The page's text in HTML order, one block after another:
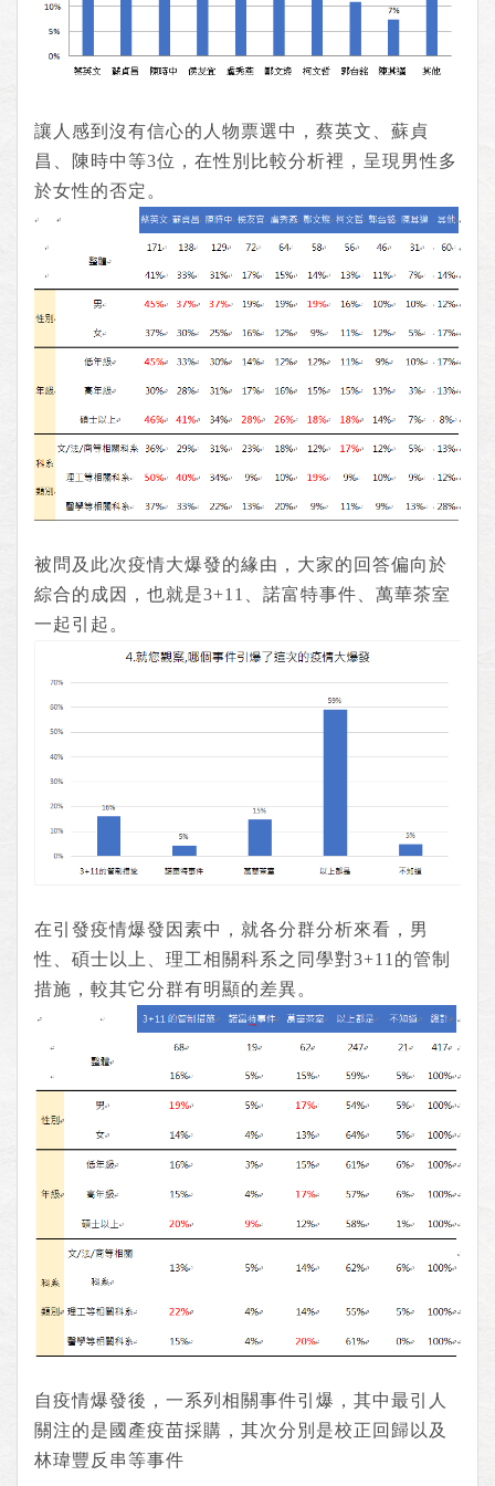
讓人感到沒有信心的人物票選中，蔡英文、蘇貞
昌、陳時中等3位，在性別比較分析裡，呈現男性多
於女性的否定。
被問及此次疫情大爆發的緣由，大家的回答偏向於
綜合的成因，也就是3+11、諾富特事件、萬華茶室
一起引起。
在引發疫情爆發因素中，就各分群分析來看，男
性、碩士以上、理工相關科系之同學對3+11的管制
措施，較其它分群有明顯的差異。
自疫情爆發後，一系列相關事件引爆，其中最引人
關注的是國產疫苗採購，其次分別是校正回歸以及
林瑋豐反串等事件